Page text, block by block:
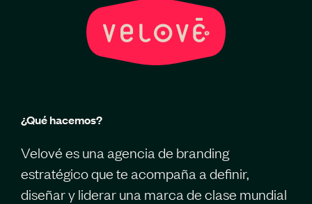
¿Qué hacemos?
Velové es una agencia de branding
estratégico que te acompaña a definir,
diseñar y liderar una marca de clase mundial